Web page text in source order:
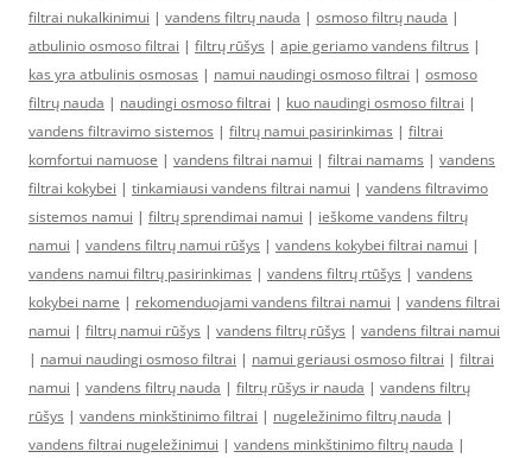
filtrai nukalkinimui | vandens filtrų nauda | osmoso filtrų nauda |
atbulinio osmoso filtrai | filtrų rūšys | apie geriamo vandens filtrus |
kas yra atbulinis osmosas | namui naudingi osmoso filtrai | osmoso
filtrų nauda | naudingi osmoso filtrai | kuo naudingi osmoso filtrai |
vandens filtravimo sistemos | filtrų namui pasirinkimas | filtrai
komfortui namuose | vandens filtrai namui | filtrai namams | vandens
filtrai kokybei | tinkamiausi vandens filtrai namui | vandens filtravimo
sistemos namui | filtrų sprendimai namui | ieškome vandens filtrų
namui | vandens filtrų namui rūšys | vandens kokybei filtrai namui |
vandens namui filtrų pasirinkimas | vandens filtrų rtūšys | vandens
kokybei name | rekomenduojami vandens filtrai namui | vandens filtrai
namui | filtrų namui rūšys | vandens filtrų rūšys | vandens filtrai namui
| namui naudingi osmoso filtrai | namui geriausi osmoso filtrai | filtrai
namui | vandens filtrų nauda | filtrų rūšys ir nauda | vandens filtrų
rūšys | vandens minkštinimo filtrai | nugeležinimo filtrų nauda |
vandens filtrai nugeležinimui | vandens minkštinimo filtrų nauda |